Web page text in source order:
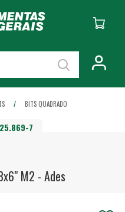
BITS QUADRADO
7
M2 - Ades